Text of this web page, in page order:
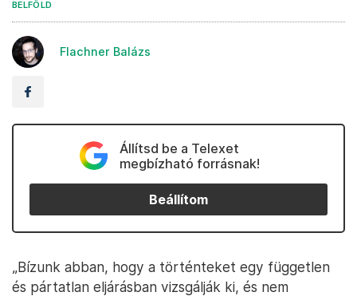
BELFÖLD
Flachner Balázs
Állítsd be a Telexet
megbízható forrásnak!
Beállítom
„Bízunk abban, hogy a történteket egy független
és pártatlan eljárásban vizsgálják ki, és nem